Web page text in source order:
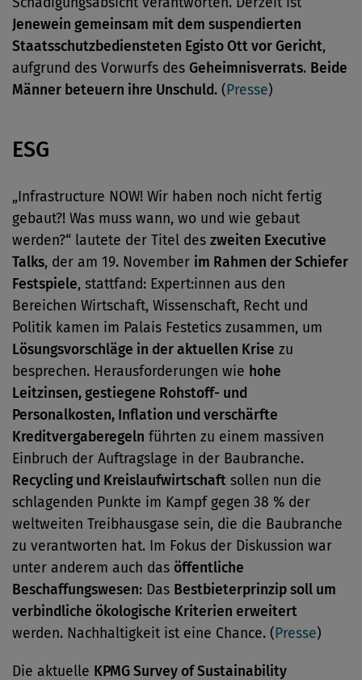
Jenewein gemeinsam mit dem suspendierten
Staatsschutzbediensteten Egisto Ott vor Gericht,
aufgrund des Vorwurfs des Geheimnisverrats. Beide
Männer beteuern ihre Unschuld. ( Presse)
ESG
„Infrastructure NOW! Wir haben noch nicht fertig
gebaut?! Was muss wann, wo und wie gebaut
werden?“ lautete der Titel des zweiten Executive
Talks, der am 19. November im Rahmen der Schiefer
Festspiele, stattfand: Expert:innen aus den
Bereichen Wirtschaft, Wissenschaft, Recht und
Politik kamen im Palais Festetics zusammen, um
Lösungsvorschläge in der aktuellen Krise zu
besprechen. Herausforderungen wie hohe
Leitzinsen, gestiegene Rohstoff- und
Personalkosten, Inflation und verschärfte
Kreditvergaberegeln führten zu einem massiven
Einbruch der Auftragslage in der Baubranche.
Recycling und Kreislaufwirtschaft sollen nun die
schlagenden Punkte im Kampf gegen 38 % der
weltweiten Treibhausgase sein, die die Baubranche
zu verantworten hat. Im Fokus der Diskussion war
unter anderem auch das öffentliche
Beschaffungswesen: Das Bestbieterprinzip soll um
verbindliche ökologische Kriterien erweitert
werden. Nachhaltigkeit ist eine Chance. ( Presse)
Die aktuelle KPMG Survey of Sustainability